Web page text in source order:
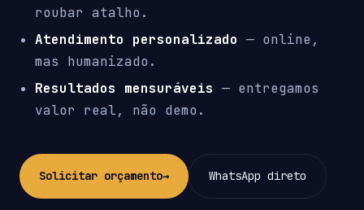
roubar atalho.
Atendimento personalizado — online,
mas humanizado.
Resultados mensuráveis — entregamos
valor real, não demo.
Solicitar orçamento→ WhatsApp direto